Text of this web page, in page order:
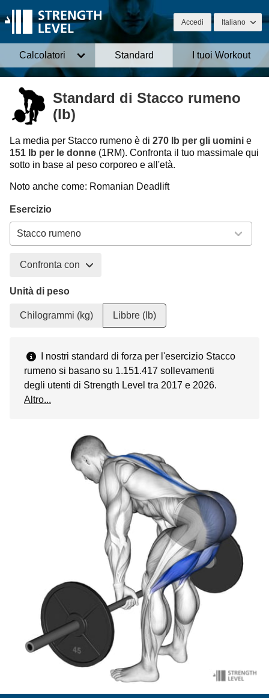
Accedi Italiano
Calcolatori Standard I tuoi Workout
Standard di Stacco rumeno
(lb)
La media per Stacco rumeno è di 270 lb per gli uomini e
151 lb per le donne (1RM). Confronta il tuo massimale qui
sotto in base al peso corporeo e all'età.
Noto anche come: Romanian Deadlift
Esercizio
Confronta con
Unità di peso
Chilogrammi (kg) Libbre (lb)
I nostri standard di forza per l'esercizio Stacco
rumeno si basano su 1.151.417 sollevamenti
degli utenti di Strength Level tra 2017 e 2026.
Altro...